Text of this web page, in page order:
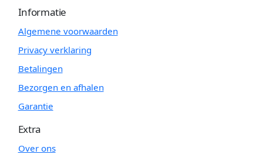
Informatie
Algemene voorwaarden
Privacy verklaring
Betalingen
Bezorgen en afhalen
Garantie
Extra
Over ons